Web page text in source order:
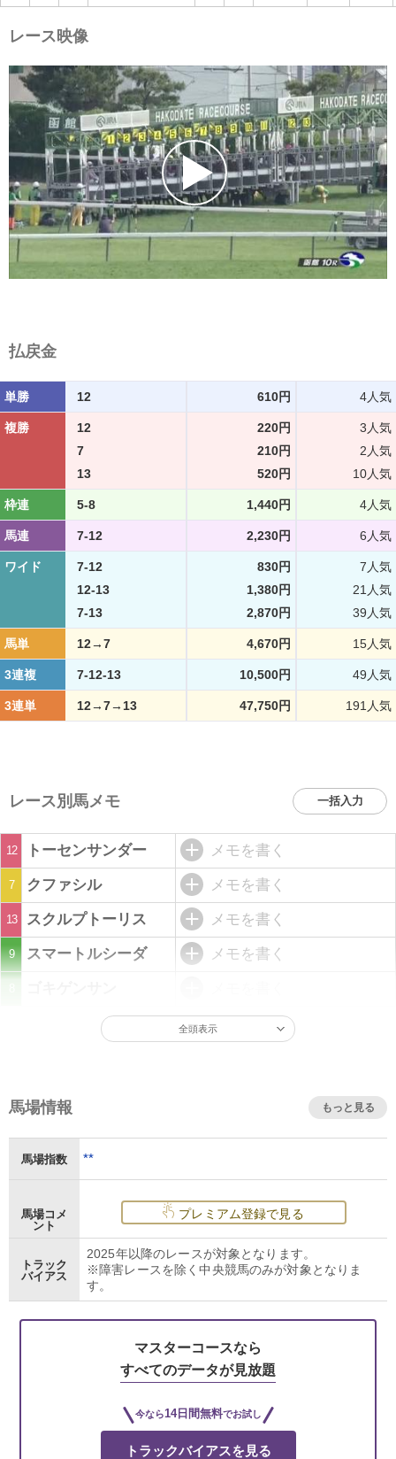
レース映像
払戻金
単勝 12 610円 4人気
複勝 12 220円
3人気
7
210円
2人気
13
520円 10人気
枠連 5-8 1,440円 4人気
馬連 7-12 2,230円 6人気
ワイド 7-12 830円
7人気
12-13
1,380円
21人気
7-13
2,870円 39人気
馬単 12→7 4,670円 15人気
3連複 7-12-13 10,500円 49人気
3連単 12→7→13 47,750円 191人気
レース別馬メモ 一括入力
12 トーセンサンダー メモを書く
7 クファシル メモを書く
13 スクルプトーリス メモを書く
9 スマートルシーダ メモを書く
全頭表示
馬場情報 もっと見る
馬場指数 **
馬場コメ
ント
プレミアム登録で見る
トラック
バイアス
2025年以降のレースが対象となります。
※障害レースを除く中央競馬のみが対象となりま
す。
マスターコースなら
すべてのデータが見放題
今なら14日間無料でお試し
トラックバイアスを見る